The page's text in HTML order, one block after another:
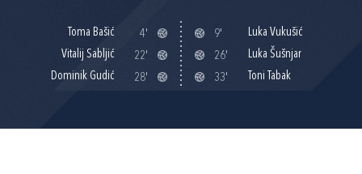
Toma Bašić
4'
Vitalij Sabljić
22'
Dominik Gudić
28'
9'
Luka Vukušić
26'
Luka Šušnjar
33'
Toni Tabak